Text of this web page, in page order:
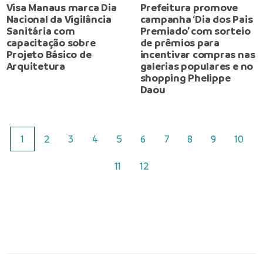
Visa Manaus marca Dia
Nacional da Vigilância
Sanitária com
capacitação sobre
Projeto Básico de
Arquitetura
Prefeitura promove
campanha ‘Dia dos Pais
Premiado’ com sorteio
de prêmios para
incentivar compras nas
galerias populares e no
shopping Phelippe
Daou
1 2 3 4 5 6 7 8 9 10
11 12